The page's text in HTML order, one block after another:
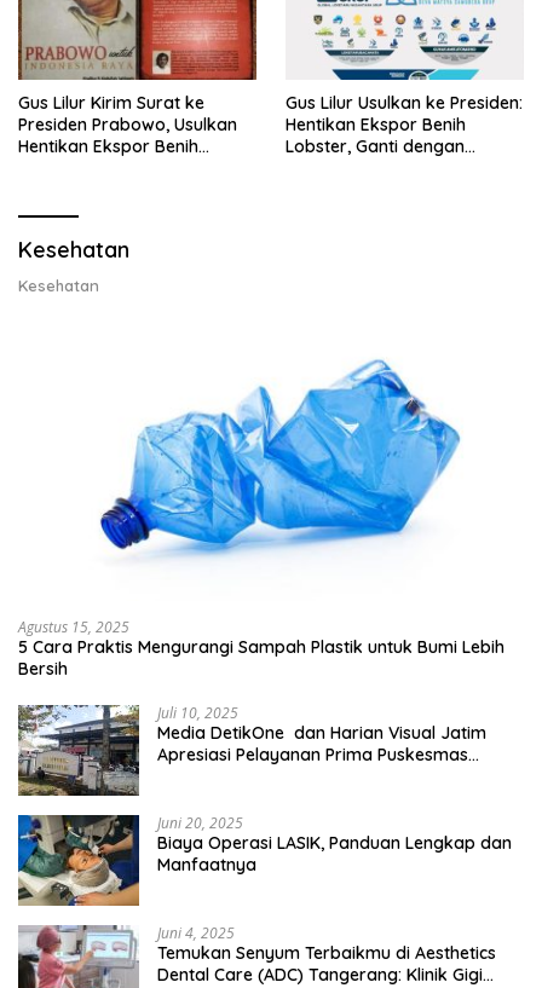
Gus Lilur Kirim Surat ke
Presiden Prabowo, Usulkan
Hentikan Ekspor Benih
Gus Lilur Usulkan ke Presiden:
Hentikan Ekspor Benih
Lobster, Ganti dengan
Kesehatan
Kesehatan
Agustus 15, 2025
5 Cara Praktis Mengurangi Sampah Plastik untuk Bumi Lebih
Bersih
Juli 10, 2025
Media DetikOne dan Harian Visual Jatim
Apresiasi Pelayanan Prima Puskesmas
Juni 20, 2025
Biaya Operasi LASIK, Panduan Lengkap dan
Manfaatnya
Juni 4, 2025
Temukan Senyum Terbaikmu di Aesthetics
Dental Care (ADC) Tangerang: Klinik Gigi